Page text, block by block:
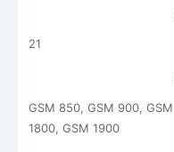
21
GSM 850, GSM 900, GSM
1800, GSM 1900